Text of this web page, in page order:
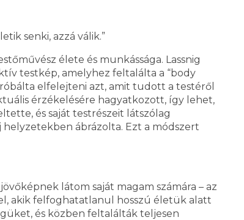
senki, azzá válik.”
élete és munkássága. Lassnig
testkép, amelyhez feltalálta a “body
elfelejteni azt, amit tudott a testéről
érzékelésére hagyatkozott, így lehet,
és saját testrészeit látszólag
helyzetekben ábrázolta. Ezt a módszert
látom saját magam számára – az
akik felfoghatatlanul hosszú életük alatt
és közben feltalálták teljesen